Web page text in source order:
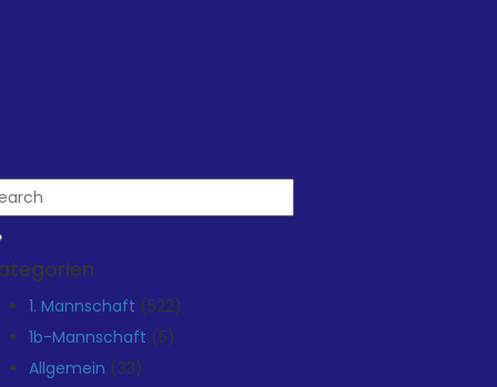
1. Mannschaft (522)
1b-Mannschaft (5)
Allgemein (33)